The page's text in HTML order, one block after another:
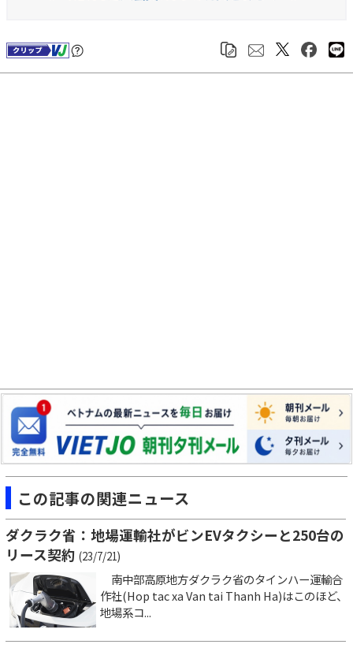
この記事の関連ニュース
ダクラク省：地場運輸社がビンEVタクシーと250台の
リース契約 (23/7/21)
南中部高原地方ダクラク省のタインハー運輸合
作社(Hop tac xa Van tai Thanh Ha)はこのほど、
地場系コ...